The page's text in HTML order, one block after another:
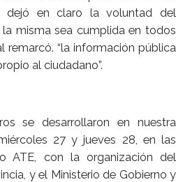
dejó en claro la voluntad del
misma sea cumplida en todos
“la información pública
al ciudadano”.
se desarrollaron en nuestra
27 y jueves 28, en las
ATE, con la organización del
y el Ministerio de Gobierno y